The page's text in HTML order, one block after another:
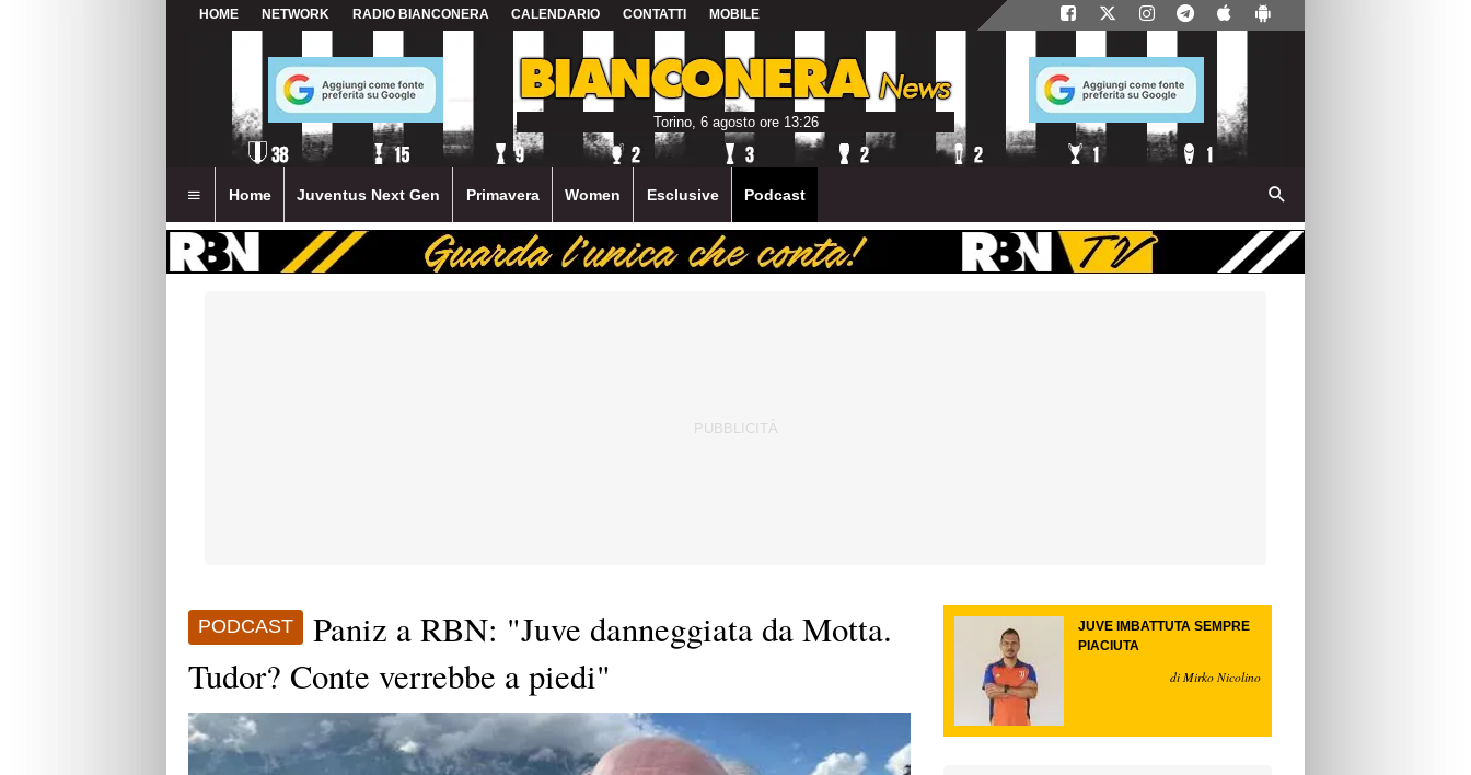
HOME NETWORK RADIO BIANCONERA CALENDARIO CONTATTI MOBILE
Torino, 6 agosto ore 13:26
Home Juventus Next Gen Primavera Women Esclusive Podcast
PODCAST
Paniz a RBN: "Juve danneggiata da Motta.
Tudor? Conte verrebbe a piedi"
JUVE IMBATTUTA SEMPRE
PIACIUTA
di Mirko Nicolino